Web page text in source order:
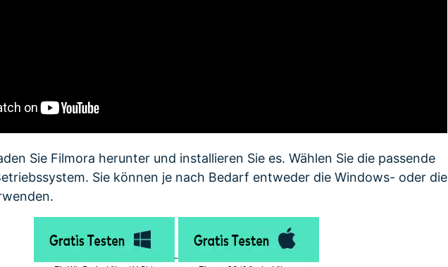
Sie Filmora herunter und installieren Sie es. Wählen Sie die passende
Sie können je nach Bedarf entweder die Windows- oder die